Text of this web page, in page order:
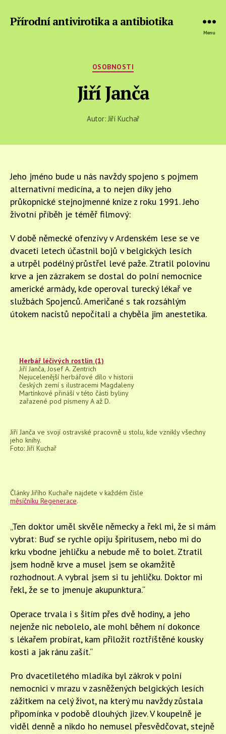
Přírodní antivirotika a antibiotika
Menu
Rubriky
OSOBNOSTI
Jiří Janča
Autor: Jiří Kuchař
Jeho jméno bude u nás navždy spojeno s pojmem
alternativní medicína, a to nejen díky jeho
průkopnické stejnojmenné knize z roku 1991. Jeho
životní příběh je téměř filmový:
V době německé ofenzívy v Ardenském lese se ve
dvaceti letech účastnil bojů v belgických lesích
a utrpěl podélný průstřel levé paže. Ztratil polovinu
krve a jen zázrakem se dostal do polní nemocnice
americké armády, kde operoval turecký lékař ve
službách Spojenců. Američané s tak rozsáhlým
útokem nacistů nepočítali a chyběla jim anestetika.
Herbář léčivých rostlin (1)
Jiří Janča, Josef A. Zentrich
Nejucelenější herbářové dílo v historii
českých zemí s ilustracemi Magdaleny
Martínkové přináší v této části byliny
zařazené pod písmeny A až D.
Jiří Janča ve svojí ostravské pracovně u stolu, kde vznikly všechny
jeho knihy.
Foto: Jiří Kuchař
Články Jiřího Kuchaře najdete v každém čísle
měsíčníku Regenerace.
„Ten doktor uměl skvěle německy a řekl mi, že si mám
vybrat: Buď se rychle opiju špiritusem, nebo mi do
krku vbodne jehličku a nebude mě to bolet. Ztratil
jsem hodně krve a musel jsem se okamžitě
rozhodnout. A vybral jsem si tu jehličku. Doktor mi
řekl, že se to jmenuje akupunktura.“
Operace trvala i s šitím přes dvě hodiny, a jeho
nejenže nic nebolelo, ale mohl během ní dokonce
s lékařem probírat, kam přiložit roztříštěné kousky
kosti a jak ránu zašít.“
Pro dvacetiletého mladíka byl zákrok v polní
nemocnici v mrazu v zasněžených belgických lesích
zážitkem na celý život, na který mu navždy zůstala
připomínka v podobě dlouhých jizev. V koupelně je
viděl denně a nikdo ho nemusel přesvědčovat, stejně